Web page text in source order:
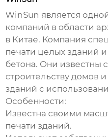
WinSun является
компаний в области
в Китае. Компания
печати целых зданий
бетона. Они известны
строительству домов
зданий с
Особенности:
Известна своими
печати зданий.